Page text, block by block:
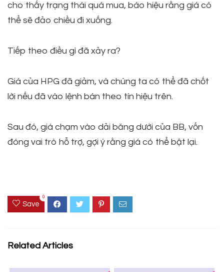
cho thấy trạng thái quá mua, báo hiệu rằng giá có
thể sẽ đảo chiều đi xuống.
Tiếp theo điều gì đã xảy ra?
Giá của HPG đã giảm, và chúng ta có thể đã chốt
lời nếu đã vào lệnh bán theo tín hiệu trên.
Sau đó, giá chạm vào dải băng dưới của BB, vốn
đóng vai trò hỗ trợ, gợi ý rằng giá có thể bật lại.
Save
0
Related Articles